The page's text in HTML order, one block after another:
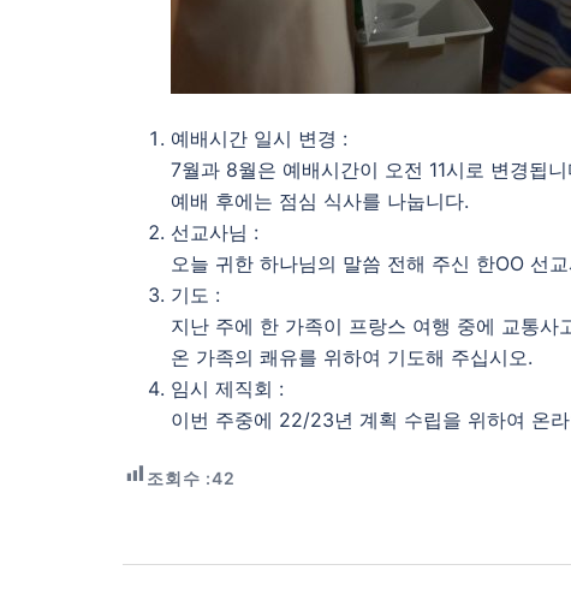
예배시간 일시 변경 :
7월과 8월은 예배시간이 오전 11시로 변경됩니
예배 후에는 점심 식사를 나눕니다.
선교사님 :
오늘 귀한 하나님의 말씀 전해 주신 한OO 선
기도 :
지난 주에 한 가족이 프랑스 여행 중에 교통
온 가족의 쾌유를 위하여 기도해 주십시오.
임시 제직회 :
이번 주중에 22/23년 계획 수립을 위하여 온
조회수 :42
Post
navigation